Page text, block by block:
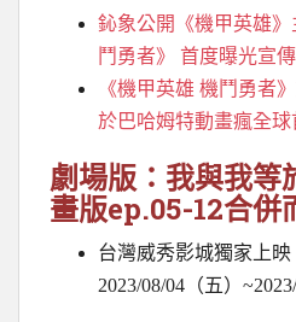
鈊象公開《機甲英雄
鬥勇者》 首度曝光宣
《機甲英雄 機鬥勇者
於巴哈姆特動畫瘋全
劇場版：我與我等
畫版ep.05-12合併
台灣威秀影城獨家上映
2023/08/04（五）